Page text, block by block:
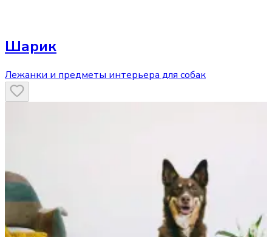
Шарик
Лежанки и предметы интерьера для собак